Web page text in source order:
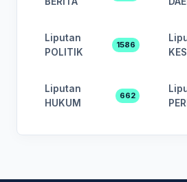
Liputan
POLITIK
1586
Liputan
HUKUM
662